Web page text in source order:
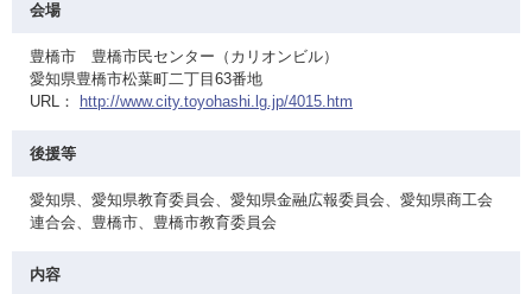
会場
豊橋市 豊橋市民センター（カリオンビル）
愛知県豊橋市松葉町二丁目63番地
URL：
http://www.city.toyohashi.lg.jp/4015.htm
後援等
愛知県、愛知県教育委員会、愛知県金融広報委員会、愛知県商工会
連合会、豊橋市、豊橋市教育委員会
内容